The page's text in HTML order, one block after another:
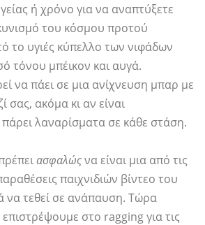
ή χρόνο για να αναπτύξετε
του κόσμου προτού
το υγιές κύπελλο των νιφάδων
τόνου μπέικον και αυγά.
να πάει σε μια ανίχνευση μπαρ με
σας, ακόμα κι αν είναι
λαναρίσματα σε κάθε στάση.
ασφαλώςνα είναι μια από τις
παιχνιδιών βίντεο του
να τεθεί σε ανάπαυση. Τώρα
στο ragging για τις